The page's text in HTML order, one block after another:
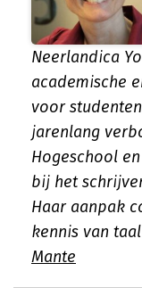
Neerlandica
academische
voor
jarenlang
Hogeschool
bij het
Haar aanpak
kennis van
Mante